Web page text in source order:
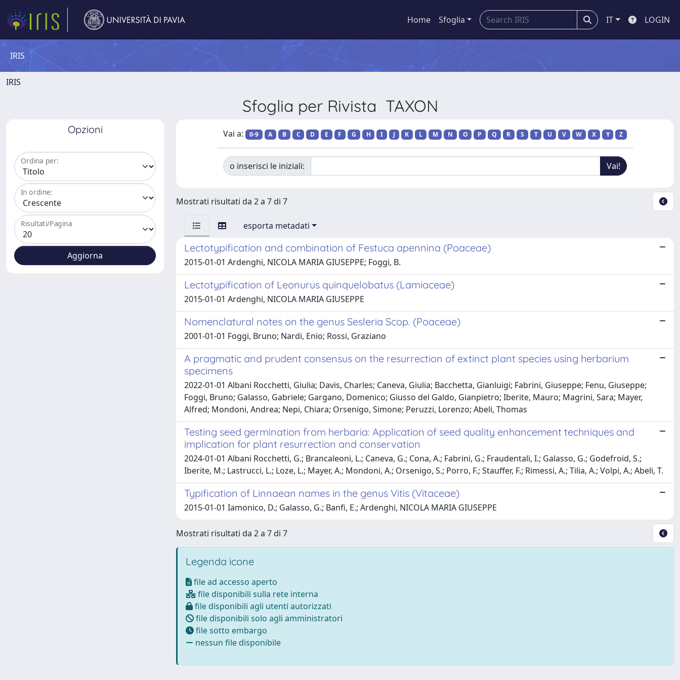
Home Sfoglia IT LOGIN
IRIS
IRIS
Sfoglia per Rivista TAXON
Opzioni
Ordina per:
In ordine:
Risultati/Pagina
Vai a: 0-9 A B C D E F G H I J K L M N O P Q R S T U V W X Y Z
o inserisci le iniziali:
Mostrati risultati da 2 a 7 di 7
esporta metadati
Lectotypification and combination of Festuca apennina (Poaceae)
2015-01-01 Ardenghi, NICOLA MARIA GIUSEPPE; Foggi, B.
Lectotypification of Leonurus quinquelobatus (Lamiaceae)
2015-01-01 Ardenghi, NICOLA MARIA GIUSEPPE
Nomenclatural notes on the genus Sesleria Scop. (Poaceae)
2001-01-01 Foggi, Bruno; Nardi, Enio; Rossi, Graziano
A pragmatic and prudent consensus on the resurrection of extinct plant species using herbarium
specimens
2022-01-01 Albani Rocchetti, Giulia; Davis, Charles; Caneva, Giulia; Bacchetta, Gianluigi; Fabrini, Giuseppe; Fenu, Giuseppe;
Foggi, Bruno; Galasso, Gabriele; Gargano, Domenico; Giusso del Galdo, Gianpietro; Iberite, Mauro; Magrini, Sara; Mayer,
Alfred; Mondoni, Andrea; Nepi, Chiara; Orsenigo, Simone; Peruzzi, Lorenzo; Abeli, Thomas
Testing seed germination from herbaria: Application of seed quality enhancement techniques and
implication for plant resurrection and conservation
2024-01-01 Albani Rocchetti, G.; Brancaleoni, L.; Caneva, G.; Cona, A.; Fabrini, G.; Fraudentali, I.; Galasso, G.; Godefroid, S.;
Iberite, M.; Lastrucci, L.; Loze, L.; Mayer, A.; Mondoni, A.; Orsenigo, S.; Porro, F.; Stauffer, F.; Rimessi, A.; Tilia, A.; Volpi, A.; Abeli, T.
Typification of Linnaean names in the genus Vitis (Vitaceae)
2015-01-01 Iamonico, D.; Galasso, G.; Banfi, E.; Ardenghi, NICOLA MARIA GIUSEPPE
Mostrati risultati da 2 a 7 di 7
Legenda icone
file ad accesso aperto
file disponibili sulla rete interna
file disponibili agli utenti autorizzati
file disponibili solo agli amministratori
file sotto embargo
nessun file disponibile